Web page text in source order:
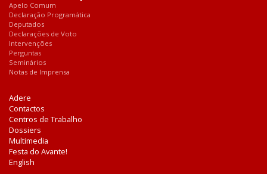
Apelo Comum
Declaração Programática
Deputados
Declarações de Voto
Intervenções
Perguntas
Seminários
Notas de Imprensa
Adere
Contactos
Centros de Trabalho
Dossiers
Multimedia
Festa do Avante!
English